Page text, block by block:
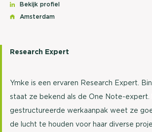
Bekijk profiel
Amsterdam
Research Expert
Ymke is een ervaren Research Expert.
staat ze bekend als de One Note-expert.
gestructureerde werkaanpak weet ze
de lucht te houden voor haar diverse